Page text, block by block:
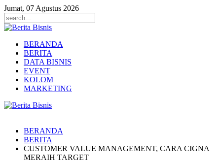
Jumat, 07 Agustus 2026
BERANDA
BERITA
DATA BISNIS
EVENT
KOLOM
MARKETING
BERANDA
BERITA
CUSTOMER VALUE MANAGEMENT, CARA CIGNA
MERAIH TARGET